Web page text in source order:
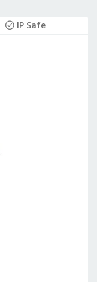
IP Safe